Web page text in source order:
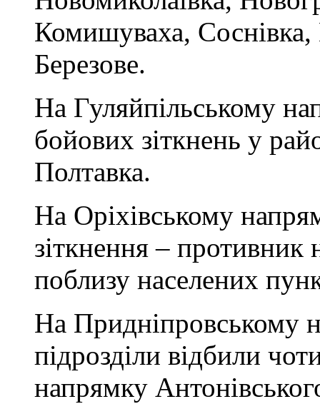
Комишуваха, Соснівка,
Березове.
На Гуляйпільському
бойових зіткнень у
Полтавка.
На Оріхівському
зіткнення – противник
поблизу населених
На Придніпровському
підрозділи відбили
напрямку